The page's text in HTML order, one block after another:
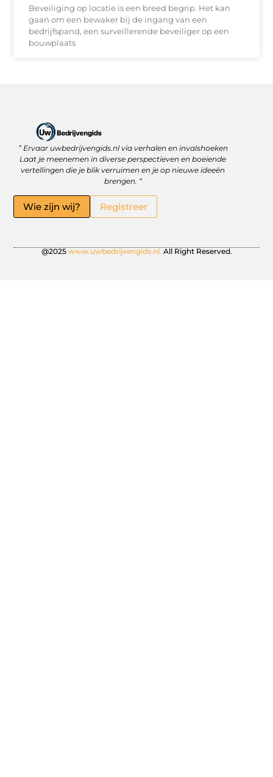
Beveiliging op locatie is een breed begrip. Het kan
gaan om een bewaker bij de ingang van een
bedrijfspand, een surveillerende beveiliger op een
bouwplaats
” Ervaar uwbedrijvengids.nl via verhalen en invalshoeken
Laat je meenemen in diverse perspectieven en boeiende
vertellingen die je blik verruimen en je op nieuwe ideeën
brengen. “
Wie zijn wij? Registreer
@2025 www.uwbedrijvengids.nl. All Right Reserved.